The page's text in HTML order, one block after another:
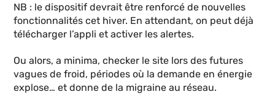
NB : le dispositif devrait être renforcé de nouvelles
fonctionnalités cet hiver. En attendant, on peut déjà
télécharger l’appli et activer les alertes.
Ou alors, a minima, checker le site lors des futures
vagues de froid, périodes où la demande en énergie
explose… et donne de la migraine au réseau.